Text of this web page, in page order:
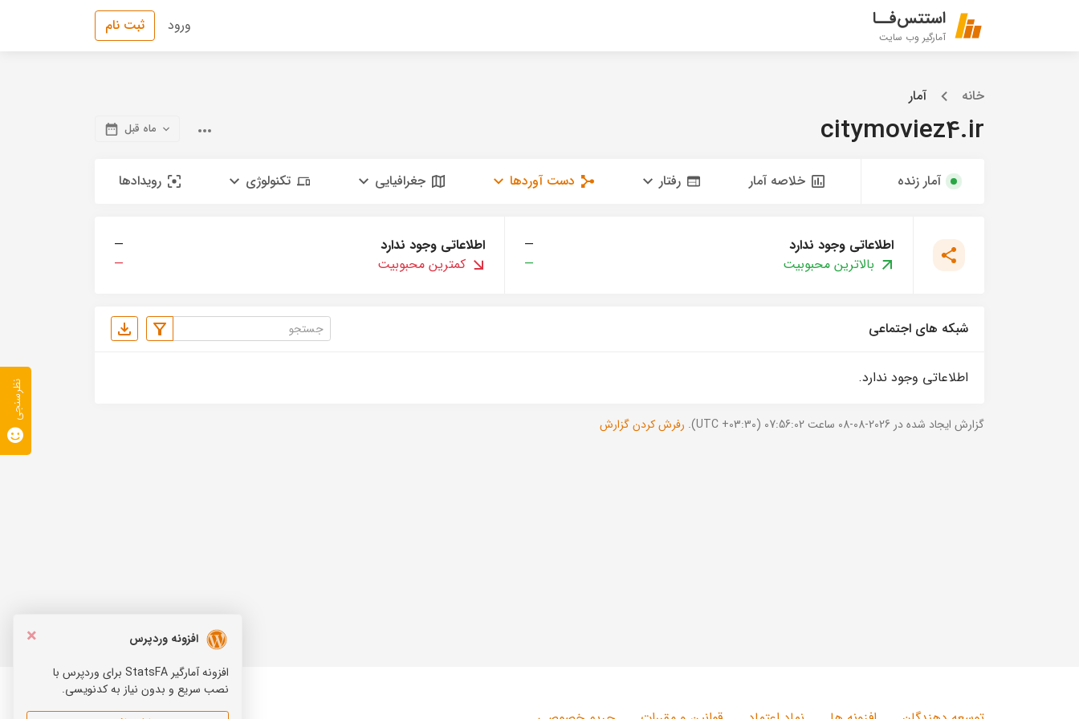
استتس‌فــا
آمارگیر وب سایت
ورود ثبت نام
خانه آمار
citymoviez4.ir ماه قبل
آمار زنده خلاصه آمار رفتار دست آوردها جغرافیایی تکنولوژی رویدادها
اطلاعاتی وجود ندارد
—
بالاترین محبوبیت
—
اطلاعاتی وجود ندارد
—
کمترین محبوبیت
—
شبکه های اجتماعی
اطلاعاتی وجود ندارد.
گزارش ایجاد شده در 2026-08-08 ساعت 07:56:02 (UTC +03:30). رفرش کردن گزارش
×
افزونه وردپرس
افزونه آمارگیر StatsFA برای وردپرس با
نصب سریع و بدون نیاز به کدنویسی.
نظرسنجی